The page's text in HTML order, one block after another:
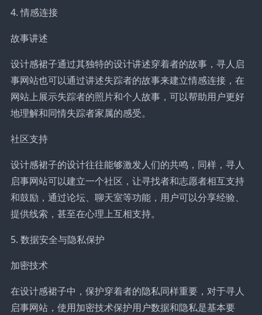
4. 情感连接
故事讲述
设计感裙子通过其独特的设计讲述穿着者的故事，寻人启
事网站也可以通过讲述失踪者的故事来建立情感连接，在
网站上展示失踪者的照片和个人故事，可以帮助用户更好
地理解和同情失踪者家属的感受。
社区支持
设计感裙子的设计往往能够激发人们的共鸣，同样，寻人
启事网站可以建立一个社区，让寻找者和志愿者相互支持
和鼓励，通过论坛、聊天室等功能，用户可以分享经验、
提供线索，甚至在心理上互相支持。
5. 数据安全与隐私保护
加密技术
在设计感裙子中，保护穿着者的隐私同样重要，对于寻人
启事网站，使用加密技术保护用户数据和隐私是基本要